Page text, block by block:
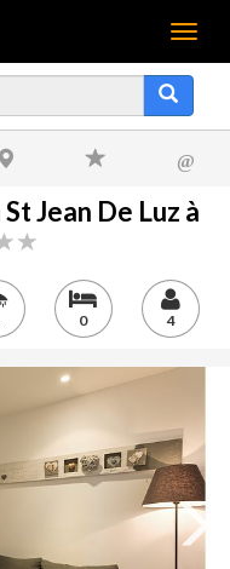
Menu
@
Jean De Luz à
0 4